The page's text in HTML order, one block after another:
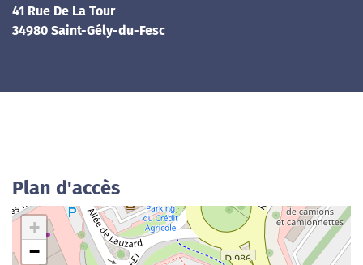
41 Rue De La Tour
34980 Saint-Gély-du-Fesc
Plan d'accès
+
−